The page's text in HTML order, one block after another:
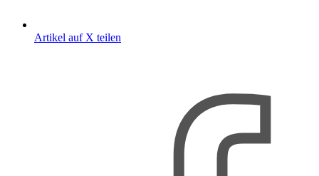
Artikel auf X teilen